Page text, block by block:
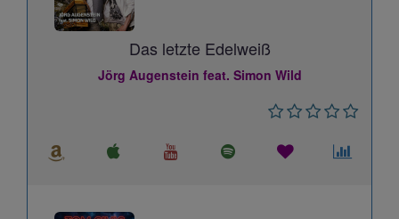
Das letzte Edelweiß
Jörg Augenstein feat. Simon Wild